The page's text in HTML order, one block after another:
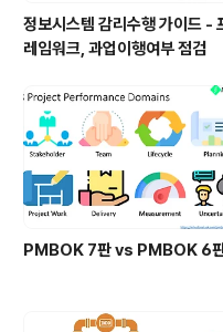
정보시스템 감리수행 가이드 -
레임워크, 과업이행여부 점검
PMBOK 7판 vs PMBOK 6